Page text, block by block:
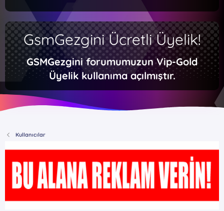
GsmGezgini Ücretli Üyelik!
GSMGezgini forumumuzun Vip-Gold
Üyelik kullanıma açılmıştır.
Kullanıcılar